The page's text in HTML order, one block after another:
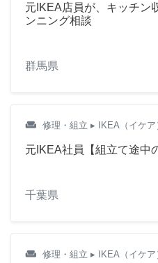
元IKEA店員が、キッチン
ンニング相談
群馬県
weekend 修理・組立 ▸ IKEA（イケア
元IKEA社員【組立て途中
千葉県
weekend 修理・組立 ▸ IKEA（イケア